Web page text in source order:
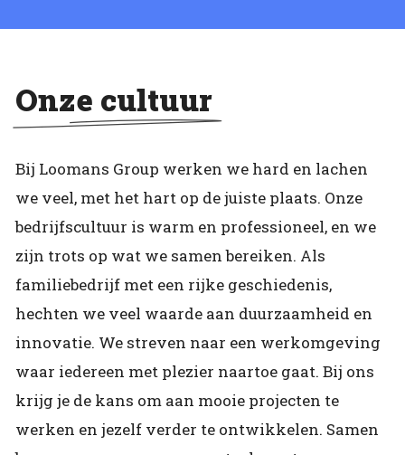
Onze cultuur
Bij Loomans Group werken we hard en lachen
we veel, met het hart op de juiste plaats. Onze
bedrijfscultuur is warm en professioneel, en we
zijn trots op wat we samen bereiken. Als
familiebedrijf met een rijke geschiedenis,
hechten we veel waarde aan duurzaamheid en
innovatie. We streven naar een werkomgeving
waar iedereen met plezier naartoe gaat. Bij ons
krijg je de kans om aan mooie projecten te
werken en jezelf verder te ontwikkelen. Samen